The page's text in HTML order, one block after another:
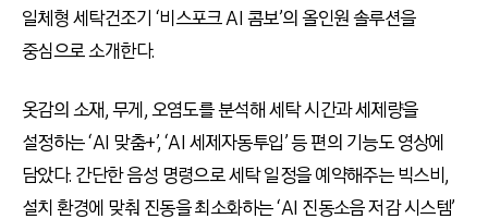
일체형 세탁건조기 ‘비스포크 AI 콤보’의 올인원 솔루션을
중심으로 소개한다.
옷감의 소재, 무게, 오염도를 분석해 세탁 시간과 세제량을
설정하는 ‘AI 맞춤+’, ‘AI 세제자동투입’ 등 편의 기능도 영상에
담았다. 간단한 음성 명령으로 세탁 일정을 예약해주는 빅스비,
설치 환경에 맞춰 진동을 최소화하는 ‘AI 진동소음 저감 시스템’